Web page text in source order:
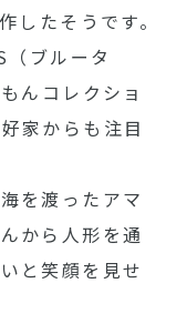
たそうです。
ブルータ
んコレクショ
家からも注目
を渡ったアマ
から人形を通
と笑顔を見せ